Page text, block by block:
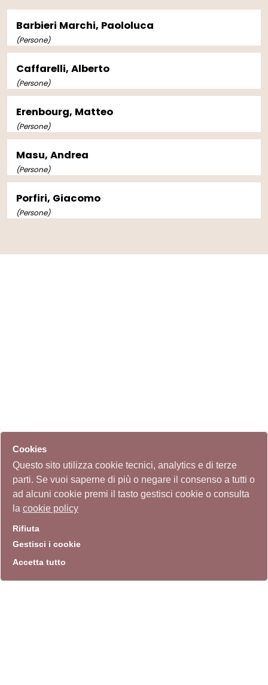
Barbieri Marchi, Paololuca
(Persone)
Caffarelli, Alberto
(Persone)
Erenbourg, Matteo
(Persone)
Masu, Andrea
(Persone)
Porfiri, Giacomo
(Persone)
Cookies
Questo sito utilizza cookie tecnici, analytics e di terze
parti. Se vuoi saperne di più o negare il consenso a tutti o
ad alcuni cookie premi il tasto gestisci cookie o consulta
la cookie policy
Rifiuta
Gestisci i cookie
Accetta tutto